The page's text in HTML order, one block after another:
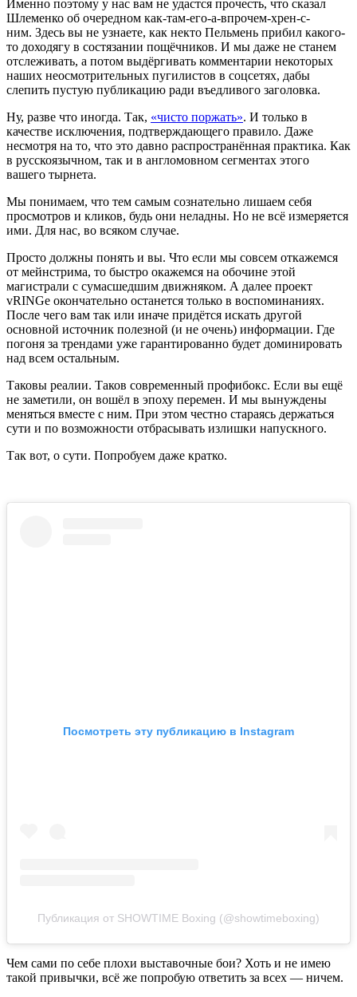
Именно поэтому у нас вам не удастся прочесть, что сказал
Шлеменко об очередном как-там-его-а-впрочем-хрен-с-
ним. Здесь вы не узнаете, как некто Пельмень прибил какого-
то доходягу в состязании пощёчников. И мы даже не станем
отслеживать, а потом выдёргивать комментарии некоторых
наших неосмотрительных пугилистов в соцсетях, дабы
слепить пустую публикацию ради въедливого заголовка.
Ну, разве что иногда. Так, «чисто поржать». И только в
качестве исключения, подтверждающего правило. Даже
несмотря на то, что это давно распространённая практика. Как
в русскоязычном, так и в англомовном сегментах этого
вашего тырнета.
Мы понимаем, что тем самым сознательно лишаем себя
просмотров и кликов, будь они неладны. Но не всё измеряется
ими. Для нас, во всяком случае.
Просто должны понять и вы. Что если мы совсем откажемся
от мейнстрима, то быстро окажемся на обочине этой
магистрали с сумасшедшим движняком. А далее проект
vRINGe окончательно останется только в воспоминаниях.
После чего вам так или иначе придётся искать другой
основной источник полезной (и не очень) информации. Где
погоня за трендами уже гарантированно будет доминировать
над всем остальным.
Таковы реалии. Таков современный профибокс. Если вы ещё
не заметили, он вошёл в эпоху перемен. И мы вынуждены
меняться вместе с ним. При этом честно стараясь держаться
сути и по возможности отбрасывать излишки напускного.
Так вот, о сути. Попробуем даже кратко.
Посмотреть эту публикацию в Instagram
Публикация от SHOWTIME Boxing (@showtimeboxing)
Чем сами по себе плохи выставочные бои? Хоть и не имею
такой привычки, всё же попробую ответить за всех — ничем.